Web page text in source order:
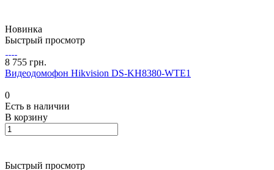
Новинка
Быстрый просмотр
8 755 грн.
Видеодомофон Hikvision DS-KH8380-WTE1
0
Есть в наличии
В корзину
Быстрый просмотр